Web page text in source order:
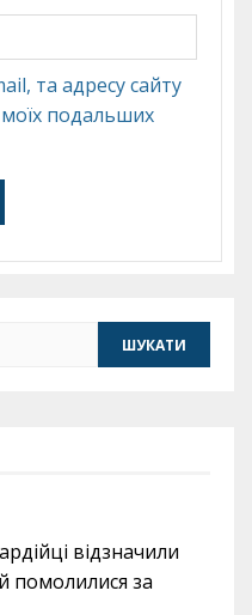
та адресу сайту
подальших
відзначили
помолилися за